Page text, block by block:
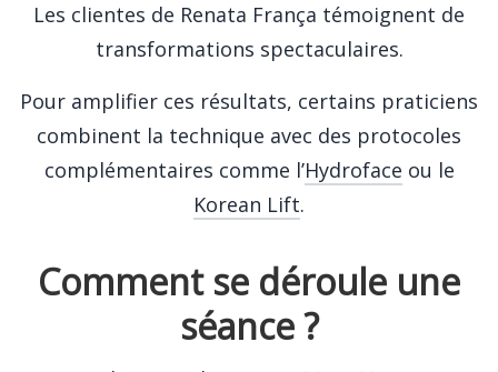
Les clientes de Renata França témoignent de
transformations spectaculaires.
Pour amplifier ces résultats, certains praticiens
combinent la technique avec des protocoles
complémentaires comme l’Hydroface ou le
Korean Lift.
Comment se déroule une
séance ?